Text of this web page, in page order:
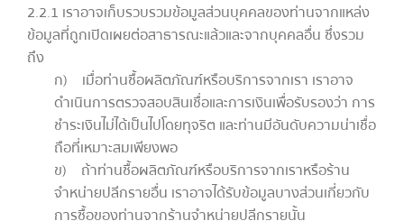
2.2.1 เราอาจเก็บรวบรวมข้อมูลส่วนบุคคลของท่านจากแหล่ง
ข้อมูลที่ถูกเปิดเผยต่อสาธารณะแล้วและจากบุคคลอื่น ซึ่งรวม
ถึง
ก) เมื่อท่านซื้อผลิตภัณฑ์หรือบริการจากเรา เราอาจ
ดำเนินการตรวจสอบสินเชื่อและการเงินเพื่อรับรองว่า การ
ชำระเงินไม่ได้เป็นไปโดยทุจริต และท่านมีอันดับความน่าเชื่อ
ถือที่เหมาะสมเพียงพอ
ข) ถ้าท่านซื้อผลิตภัณฑ์หรือบริการจากเราหรือร้าน
จำหน่ายปลีกรายอื่น เราอาจได้รับข้อมูลบางส่วนเกี่ยวกับ
การซื้อของท่านจากร้านจำหน่ายปลีกรายนั้น